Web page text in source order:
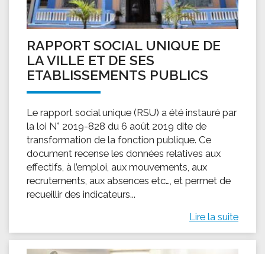
RAPPORT SOCIAL UNIQUE DE
LA VILLE ET DE SES
ETABLISSEMENTS PUBLICS
Le rapport social unique (RSU) a été instauré par
la loi N° 2019-828 du 6 août 2019 dite de
transformation de la fonction publique. Ce
document recense les données relatives aux
effectifs, à l’emploi, aux mouvements, aux
recrutements, aux absences etc…, et permet de
recueillir des indicateurs...
Lire la suite